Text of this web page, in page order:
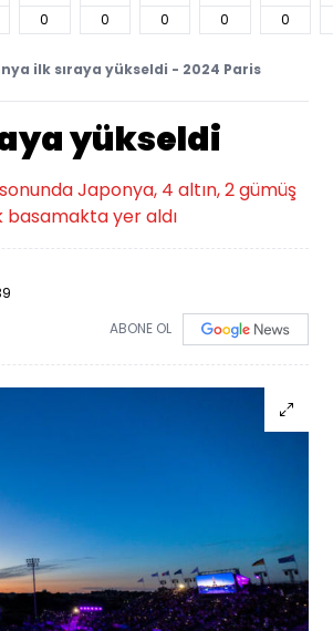
0 0 0 0 0
ilk sıraya yükseldi - 2024 Paris
yükseldi
Japonya, 4 altın, 2 gümüş
basamakta yer aldı
ABONE OL